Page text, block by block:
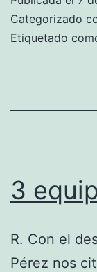
Categorizado
Etiquetado
3
R. Con el
Pérez nos